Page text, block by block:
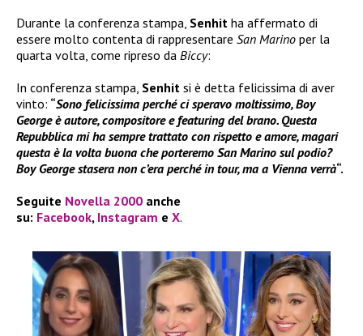
Durante la conferenza stampa, Senhit ha affermato di
essere molto contenta di rappresentare San Marino per la
quarta volta, come ripreso da Biccy:
In conferenza stampa, Senhit si è detta felicissima di aver
vinto: “Sono felicissima perché ci speravo moltissimo, Boy
George è autore, compositore e featuring del brano. Questa
Repubblica mi ha sempre trattato con rispetto e amore, magari
questa è la volta buona che porteremo San Marino sul podio?
Boy George stasera non c’era perché in tour, ma a Vienna verrà“.
Seguite Novella 2000 anche
su: Facebook, Instagram e X.